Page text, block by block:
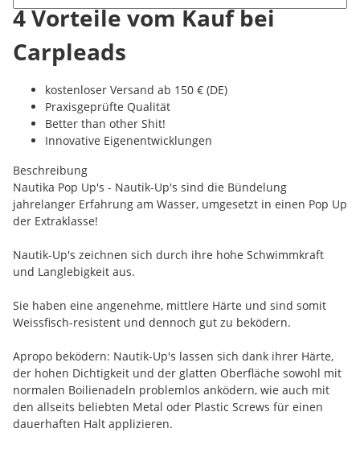
4 Vorteile vom Kauf bei
Carpleads
kostenloser Versand ab 150 € (DE)
Praxisgeprüfte Qualität
Better than other Shit!
Innovative Eigenentwicklungen
Beschreibung
Nautika Pop Up's - Nautik-Up's sind die Bündelung
jahrelanger Erfahrung am Wasser, umgesetzt in einen Pop Up
der Extraklasse!
Nautik-Up's zeichnen sich durch ihre hohe Schwimmkraft
und Langlebigkeit aus.
Sie haben eine angenehme, mittlere Härte und sind somit
Weissfisch-resistent und dennoch gut zu beködern.
Apropo beködern: Nautik-Up's lassen sich dank ihrer Härte,
der hohen Dichtigkeit und der glatten Oberfläche sowohl mit
normalen Boilienadeln problemlos anködern, wie auch mit
den allseits beliebten Metal oder Plastic Screws für einen
dauerhaften Halt applizieren.